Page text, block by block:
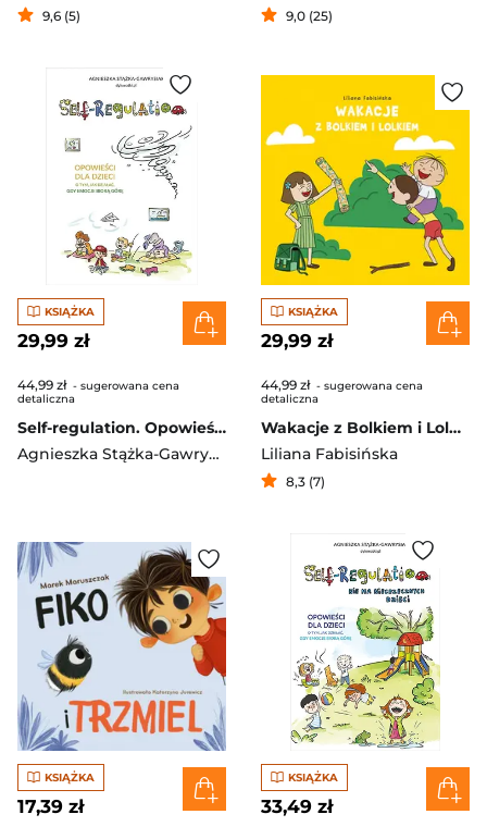
9,6 (5) 9,0 (25)
KSIĄŻKA
29,99 zł
44,99 zł - sugerowana cena
detaliczna
Self-regulation. Opowieści dla dzieci o tym, jak działać, gdy emocje biorą górę [wznowienie 2022]
Agnieszka Stążka-Gawrysiak
KSIĄŻKA
29,99 zł
44,99 zł - sugerowana cena
detaliczna
Wakacje z Bolkiem i Lolkiem
Liliana Fabisińska
8,3 (7)
KSIĄŻKA
17,39 zł
KSIĄŻKA
33,49 zł